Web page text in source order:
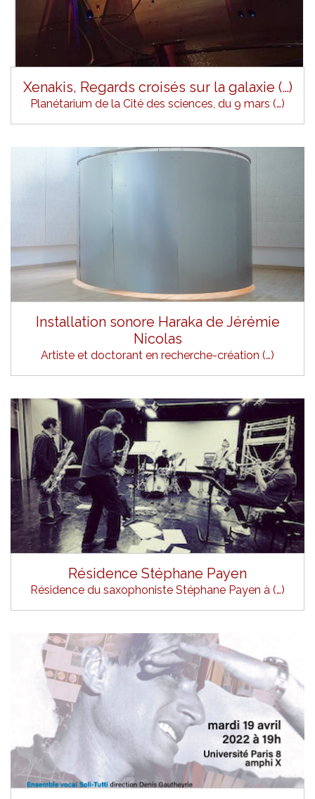
Xenakis, Regards croisés sur la galaxie (…)
Planétarium de la Cité des sciences, du 9 mars (…)
Installation sonore Haraka de Jérémie
Nicolas
Artiste et doctorant en recherche-création (…)
Résidence Stéphane Payen
Résidence du saxophoniste Stéphane Payen à (…)